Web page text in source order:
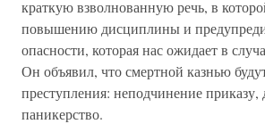
краткую взволнованную речь, в
повышению дисциплины и
опасности, которая нас ожидает в
Он объявил, что смертной казнью
преступления: неподчинение приказу,
паникерство.